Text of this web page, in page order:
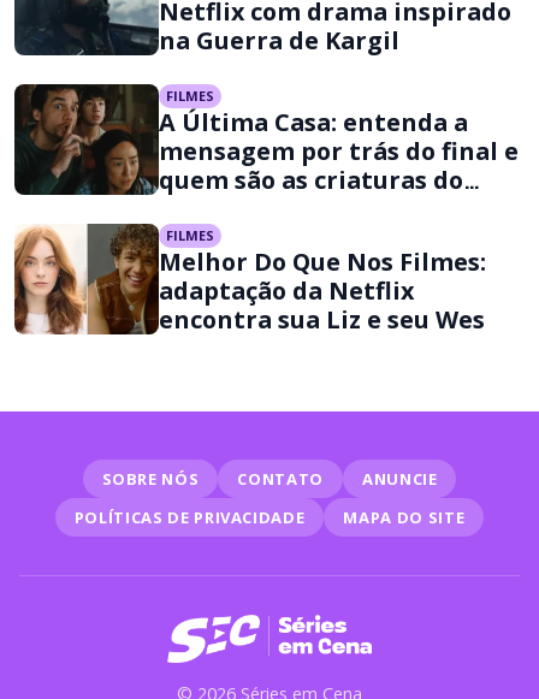
Netflix com drama inspirado
na Guerra de Kargil
FILMES
A Última Casa: entenda a
mensagem por trás do final e
quem são as criaturas do
FILMES
Melhor Do Que Nos Filmes:
adaptação da Netflix
encontra sua Liz e seu Wes
SOBRE NÓS CONTATO
ANUNCIE
POLÍTICAS DE PRIVACIDADE
MAPA DO SITE
© 2026 Séries em Cena